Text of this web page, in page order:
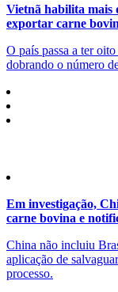
Vietnã habilita mais
exportar carne
O país passa a ter
dobrando o número
Em investigação,
carne bovina e
China não incluiu
aplicação de
processo.